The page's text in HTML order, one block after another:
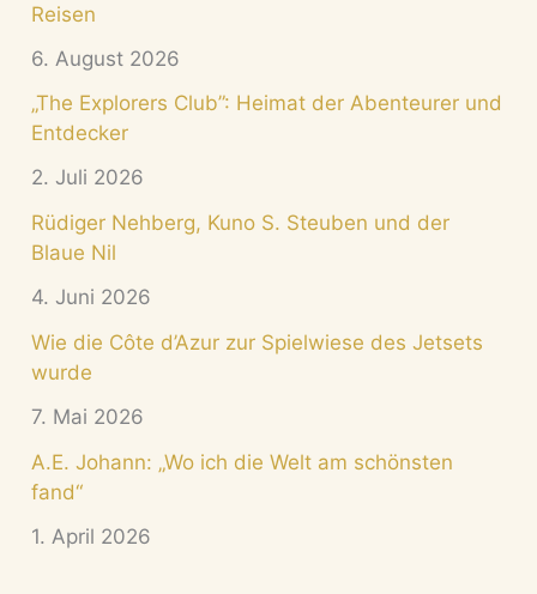
Reisen
6. August 2026
„The Explorers Club”: Heimat der Abenteurer und
Entdecker
2. Juli 2026
Rüdiger Nehberg, Kuno S. Steuben und der
Blaue Nil
4. Juni 2026
Wie die Côte d’Azur zur Spielwiese des Jetsets
wurde
7. Mai 2026
A.E. Johann: „Wo ich die Welt am schönsten
fand“
1. April 2026